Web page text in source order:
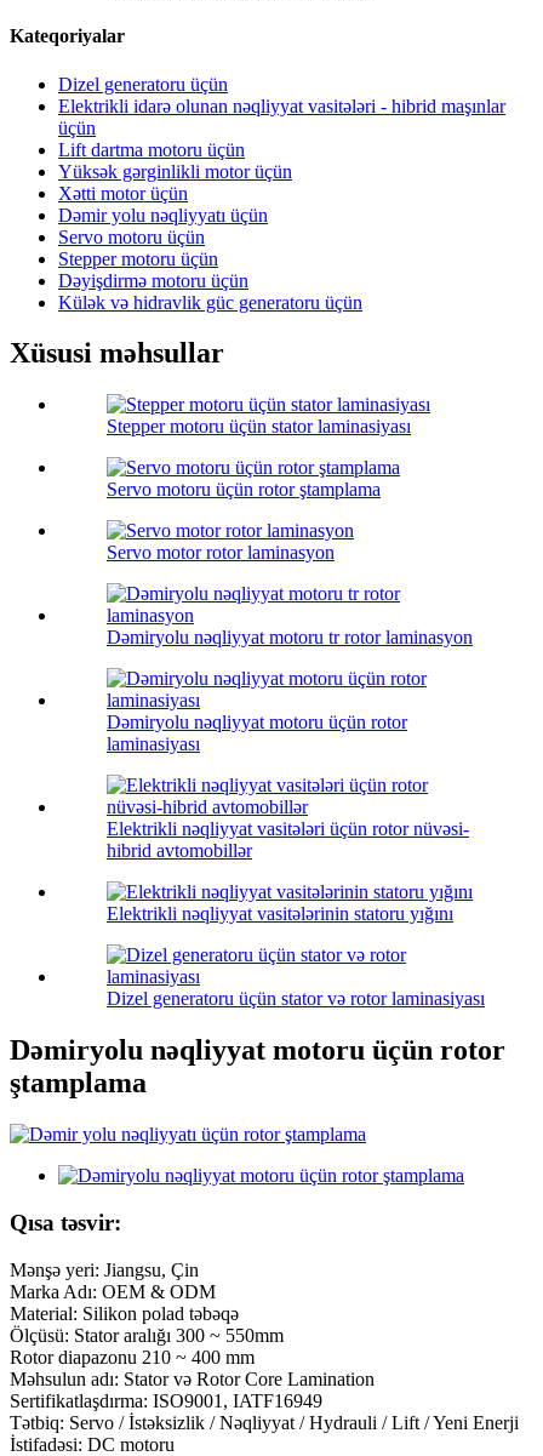
Kateqoriyalar
Dizel generatoru üçün
Elektrikli idarə olunan nəqliyyat vasitələri - hibrid maşınlar
üçün
Lift dartma motoru üçün
Yüksək gərginlikli motor üçün
Xətti motor üçün
Dəmir yolu nəqliyyatı üçün
Servo motoru üçün
Stepper motoru üçün
Dəyişdirmə motoru üçün
Külək və hidravlik güc generatoru üçün
Xüsusi məhsullar
Stepper motoru üçün stator laminasiyası
Servo motoru üçün rotor ştamplama
Servo motor rotor laminasyon
Dəmiryolu nəqliyyat motoru tr rotor laminasyon
Dəmiryolu nəqliyyat motoru üçün rotor
laminasiyası
Elektrikli nəqliyyat vasitələri üçün rotor nüvəsi-
hibrid avtomobillər
Elektrikli nəqliyyat vasitələrinin statoru yığını
Dizel generatoru üçün stator və rotor laminasiyası
Dəmiryolu nəqliyyat motoru üçün rotor
ştamplama
Qısa təsvir:
Mənşə yeri: Jiangsu, Çin
Marka Adı: OEM & ODM
Material: Silikon polad təbəqə
Ölçüsü: Stator aralığı 300 ~ 550mm
Rotor diapazonu 210 ~ 400 mm
Məhsulun adı: Stator və Rotor Core Lamination
Sertifikatlaşdırma: ISO9001, IATF16949
Tətbiq: Servo / İstəksizlik / Nəqliyyat / Hydrauli / Lift / Yeni Enerji
İstifadəsi: DC motoru